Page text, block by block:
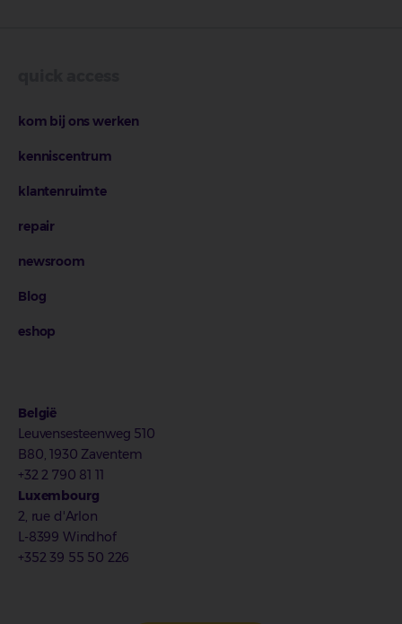
kom bij ons werken
kenniscentrum
klantenruimte
repair
newsroom
Blog
eshop
België
Leuvensesteenweg 510
B80, 1930 Zaventem
+32 2 790 81 11
Luxembourg
2, rue d'Arlon
L-8399 Windhof
+352 39 55 50 226